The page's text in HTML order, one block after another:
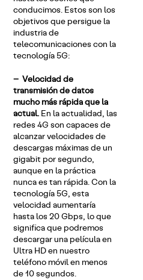
conducimos. Estos son los
objetivos que persigue la
industria de
telecomunicaciones con la
tecnología 5G:
– Velocidad de
transmisión de datos
mucho más rápida que la
actual. En la actualidad, las
redes 4G son capaces de
alcanzar velocidades de
descargas máximas de un
gigabit por segundo,
aunque en la práctica
nunca es tan rápida. Con la
tecnología 5G, esta
velocidad aumentaría
hasta los 20 Gbps, lo que
significa que podremos
descargar una película en
Ultra HD en nuestro
teléfono móvil en menos
de 10 segundos.